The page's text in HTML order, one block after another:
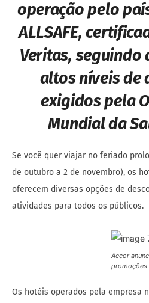
operação pelo
ALLSAFE,
Veritas, seguindo
altos níveis de
exigidos pela
Mundial da
Se você quer viajar no feriado
de outubro a 2 de novembro), os
oferecem diversas opções de
atividades para todos os públicos.
Accor
promoções
Os hotéis operados pela empresa